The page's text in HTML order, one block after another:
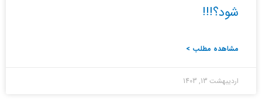
شود؟!!!
مشاهده مطلب >
اردیبهشت 13, 1403